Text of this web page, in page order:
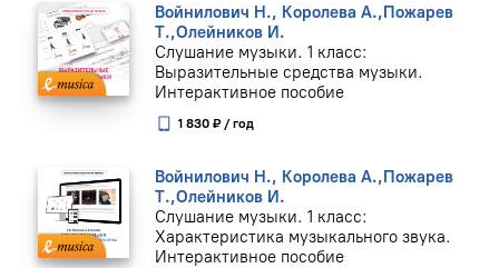
Войнилович Н., Королева А.,Пожарев
Т.,Олейников И.
Слушание музыки. 1 класс:
Выразительные средства музыки.
Интерактивное пособие
1 830 ₽ / год
Войнилович Н., Королева А.,Пожарев
Т.,Олейников И.
Слушание музыки. 1 класс:
Характеристика музыкального звука.
Интерактивное пособие